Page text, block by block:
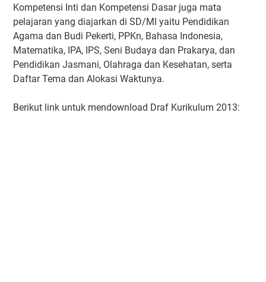
Kompetensi Inti dan Kompetensi Dasar juga mata
pelajaran yang diajarkan di SD/MI yaitu Pendidikan
Agama dan Budi Pekerti, PPKn, Bahasa Indonesia,
Matematika, IPA, IPS, Seni Budaya dan Prakarya, dan
Pendidikan Jasmani, Olahraga dan Kesehatan, serta
Daftar Tema dan Alokasi Waktunya.
Berikut link untuk mendownload Draf Kurikulum 2013: